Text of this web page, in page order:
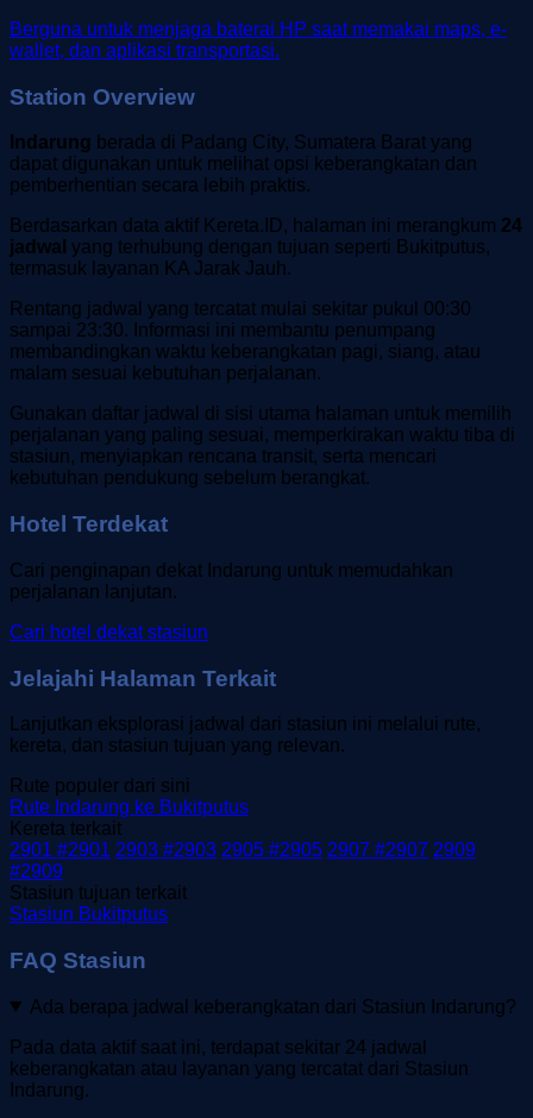
Berguna untuk menjaga baterai HP saat memakai maps, e-
wallet, dan aplikasi transportasi.
Station Overview
Indarung berada di Padang City, Sumatera Barat yang
dapat digunakan untuk melihat opsi keberangkatan dan
pemberhentian secara lebih praktis.
Berdasarkan data aktif Kereta.ID, halaman ini merangkum 24
jadwal yang terhubung dengan tujuan seperti Bukitputus,
termasuk layanan KA Jarak Jauh.
Rentang jadwal yang tercatat mulai sekitar pukul 00:30
sampai 23:30. Informasi ini membantu penumpang
membandingkan waktu keberangkatan pagi, siang, atau
malam sesuai kebutuhan perjalanan.
Gunakan daftar jadwal di sisi utama halaman untuk memilih
perjalanan yang paling sesuai, memperkirakan waktu tiba di
stasiun, menyiapkan rencana transit, serta mencari
kebutuhan pendukung sebelum berangkat.
Hotel Terdekat
Cari penginapan dekat Indarung untuk memudahkan
perjalanan lanjutan.
Cari hotel dekat stasiun
Jelajahi Halaman Terkait
Lanjutkan eksplorasi jadwal dari stasiun ini melalui rute,
kereta, dan stasiun tujuan yang relevan.
Rute populer dari sini
Rute Indarung ke Bukitputus
Kereta terkait
2901 #2901 2903 #2903 2905 #2905 2907 #2907 2909
#2909
Stasiun tujuan terkait
Stasiun Bukitputus
FAQ Stasiun
Ada berapa jadwal keberangkatan dari Stasiun Indarung?
Pada data aktif saat ini, terdapat sekitar 24 jadwal
keberangkatan atau layanan yang tercatat dari Stasiun
Indarung.